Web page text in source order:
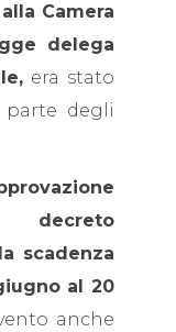
Camera
delega
era stato
parte degli
decreto
scadenza
al 20
anche